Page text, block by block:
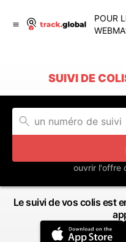
POUR
SUIVI DE
ouvrir l'offre
Le suivi de vos colis est